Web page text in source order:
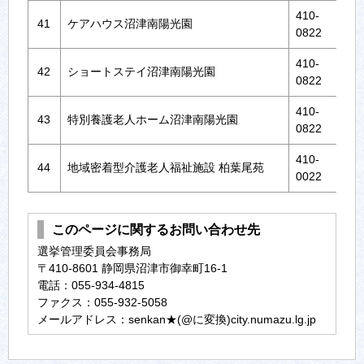
41 ケアハウス沼津南陽光園
410-
0822
42 ショートステイ沼津南陽光園
410-
0822
43 特別養護老人ホーム沼津南陽光園
410-
0822
44 地域密着型介護老人福祉施設 柏葉尾苑
410-
0022
このページに関するお問い合わせ先
選挙管理委員会事務局
〒410-8601 静岡県沼津市御幸町16-1
電話：055-934-4815
ファクス：055-932-5058
メールアドレス：senkan★(@に変換)city.numazu.lg.jp